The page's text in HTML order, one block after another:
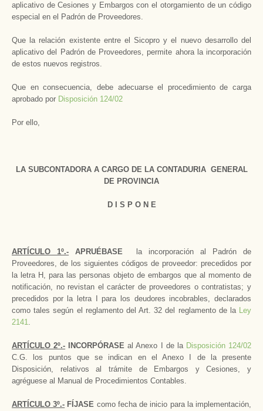
aplicativo de Cesiones y Embargos con el otorgamiento de un código
especial en el Padrón de Proveedores.
Que la relación existente entre el Sicopro y el nuevo desarrollo del
aplicativo del Padrón de Proveedores, permite ahora la incorporación
de estos nuevos registros.
Que en consecuencia, debe adecuarse el procedimiento de carga
aprobado por Disposición 124/02
Por ello,
LA SUBCONTADORA A CARGO DE LA CONTADURIA GENERAL
DE PROVINCIA
D I S P O N E
ARTÍCULO 1º.- APRUÉBASE
la incorporación al Padrón de
Proveedores, de los siguientes códigos de proveedor: precedidos por
la letra H, para las personas objeto de embargos que al momento de
notificación, no revistan el carácter de proveedores o contratistas; y
precedidos por la letra I para los deudores incobrables, declarados
como tales según el reglamento del Art. 32 del reglamento de la Ley
2141.
ARTÍCULO 2º.- INCORPÓRASE al Anexo I de la Disposición 124/02
C.G. los puntos que se indican en el Anexo I de la presente
Disposición, relativos al trámite de Embargos y Cesiones, y
agréguese al Manual de Procedimientos Contables.
ARTÍCULO 3º.- FÍJASE como fecha de inicio para la implementación,